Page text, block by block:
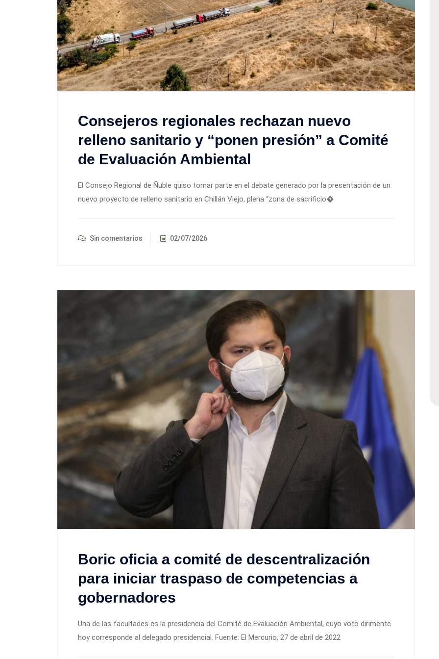
Consejeros regionales rechazan nuevo
relleno sanitario y “ponen presión” a Comité
de Evaluación Ambiental
El Consejo Regional de Ñuble quiso tomar parte en el debate generado por la presentación de un
nuevo proyecto de relleno sanitario en Chillán Viejo, plena “zona de sacrificio�
Sin comentarios 02/07/2026
Boric oficia a comité de descentralización
para iniciar traspaso de competencias a
gobernadores
Una de las facultades es la presidencia del Comité de Evaluación Ambiental, cuyo voto dirimente
hoy corresponde al delegado presidencial. Fuente: El Mercurio, 27 de abril de 2022